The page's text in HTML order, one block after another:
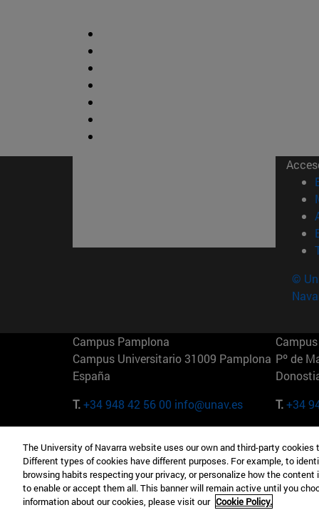
©
Campus Pamplona
Campus Universitario 31009 Pamplona
España
T.+34 948 42 56 00 info@unav.es
Pº de
T.+34
Camino del Cerro Águila 3 28023
Madrid España
T.+34 912 11 30 00
165 W
EE.UU
T.+1
The University of Navarra website uses our own and third-party
Different types of cookies have different purposes. For example, to
browsing habits respecting your privacy, or personalize how the
to enable or accept them all. This banner will remain active until you
information about our cookies, please visit our Cookie Policy.